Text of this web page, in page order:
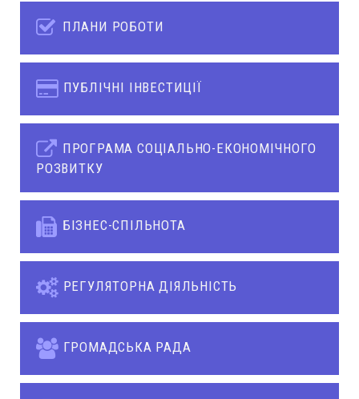
ПЛАНИ РОБОТИ
ПУБЛІЧНІ ІНВЕСТИЦІЇ
ПРОГРАМА СОЦІАЛЬНО-ЕКОНОМІЧНОГО
РОЗВИТКУ
БІЗНЕС-СПІЛЬНОТА
РЕГУЛЯТОРНА ДІЯЛЬНІСТЬ
ГРОМАДСЬКА РАДА